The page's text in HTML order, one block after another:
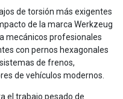
de torsión más exigentes
de la marca Werkzeug
mecánicos profesionales
con pernos hexagonales
de frenos,
de vehículos modernos.
el trabajo pesado de